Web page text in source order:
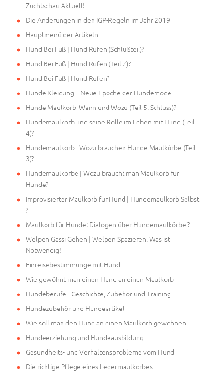
Zuchtschau Aktuell!
Die Änderungen in den IGP-Regeln im Jahr 2019
Hauptmenü der Artikeln
Hund Bei Fuß | Hund Rufen (Schlußteil)?
Hund Bei Fuß | Hund Rufen (Teil 2)?
Hund Bei Fuß | Hund Rufen?
Hunde Kleidung – Neue Epoche der Hundemode
Hunde Maulkorb: Wann und Wozu (Teil 5. Schluss)?
Hundemaulkorb und seine Rolle im Leben mit Hund (Teil
4)?
Hundemaulkorb | Wozu brauchen Hunde Maulkörbe (Teil
3)?
Hundemaulkörbe | Wozu braucht man Maulkorb für
Hunde?
Improvisierter Maulkorb für Hund | Hundemaulkorb Selbst
?
Maulkorb für Hunde: Dialogen über Hundemaulkörbe ?
Welpen Gassi Gehen | Welpen Spazieren. Was ist
Notwendig!
Einreisebestimmunge mit Hund
Wie gewöhnt man einen Hund an einen Maulkorb
Hundeberufe - Geschichte, Zubehör und Training
Hundezubehör und Hundeartikel
Wie soll man den Hund an einen Maulkorb gewöhnen
Hundeerziehung und Hundeausbildung
Gesundheits- und Verhaltensprobleme vom Hund
Die richtige Pflege eines Ledermaulkorbes